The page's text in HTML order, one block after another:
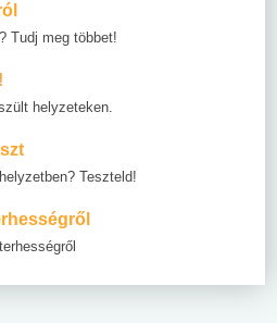
Tudj meg többet!
helyzeteken.
Teszteld!